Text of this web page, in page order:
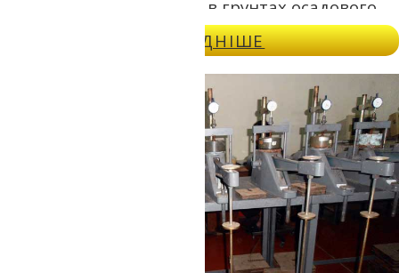
для буріння свердловин в грунтах осадового
генези, які не мають великої міцності.
Незважаючи на те, що далеко не кожна
порода піддається шнековому бурінню, у своїй
галузі застосування цього виду буріння немає
рівних швидкості проходки свердловин.
ДОКЛАДНІШЕ